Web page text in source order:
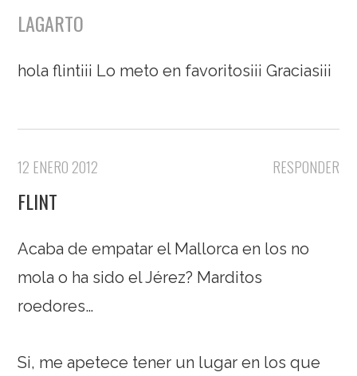
LAGARTO
hola flint¡¡¡ Lo meto en favoritos¡¡¡ Gracias¡¡¡
RESPONDER
12 ENERO 2012
FLINT
Acaba de empatar el Mallorca en los no
mola o ha sido el Jérez? Marditos
roedores…
Si, me apetece tener un lugar en los que